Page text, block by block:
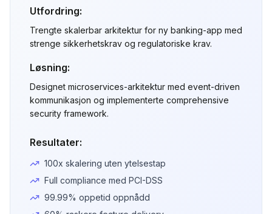
Utfordring:
Trengte skalerbar arkitektur for ny banking-app med
strenge sikkerhetskrav og regulatoriske krav.
Løsning:
Designet microservices-arkitektur med event-driven
kommunikasjon og implementerte comprehensive
security framework.
Resultater:
100x skalering uten ytelsestap
Full compliance med PCI-DSS
99.99% oppetid oppnådd